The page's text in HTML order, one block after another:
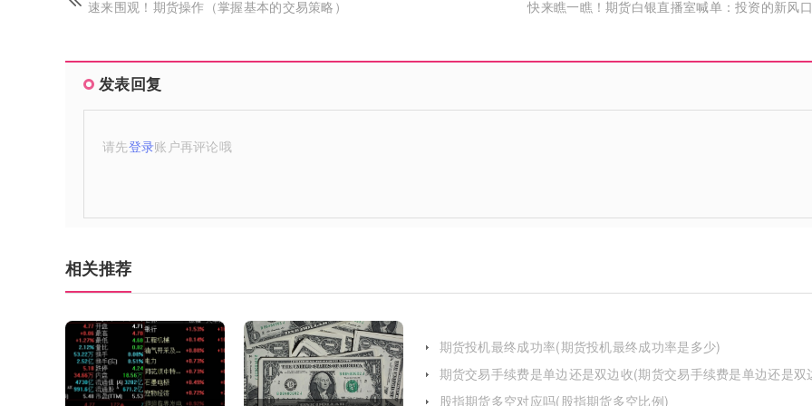
速来围观！期货操作（掌握基本的交易策略） 快来瞧一瞧！期货白银直播室喊单：投资的新风口
发表回复
请先登录账户再评论哦
相关推荐
期货投机最终成功率(期货投机最终成功率是多少)
期货交易手续费是单边还是双边收(期货交易手续费是单边还是双
股指期货多空对应吗(股指期货多空比例)